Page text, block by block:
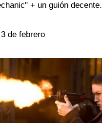
+ un guión decente.
de febrero